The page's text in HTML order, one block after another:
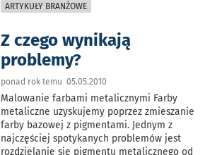
ARTYKUŁY BRANŻOWE
Z czego wynikają
problemy?
ponad rok temu 05.05.2010
Malowanie farbami metalicznymi Farby
metaliczne uzyskujemy poprzez zmieszanie
farby bazowej z pigmentami. Jednym z
najczęściej spotykanych problemów jest
rozdzielanie się pigmentu metalicznego od